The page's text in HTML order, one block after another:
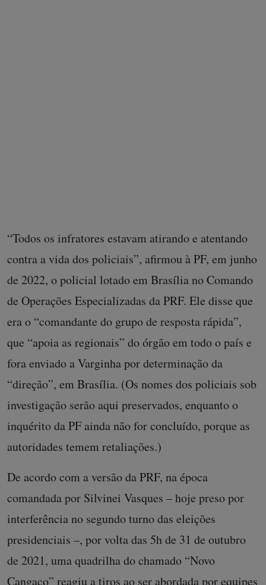
“Todos os infratores estavam atirando e atentando
contra a vida dos policiais”, afirmou à PF, em junho
de 2022, o policial lotado em Brasília no Comando
de Operações Especializadas da PRF. Ele disse que
era o “comandante do grupo de resposta rápida”,
que “apoia as regionais” do órgão em todo o país e
fora enviado a Varginha por determinação da
“direção”, em Brasília. (Os nomes dos policiais sob
investigação serão aqui preservados, enquanto o
inquérito da PF ainda não for concluído, porque as
autoridades temem retaliações.)
De acordo com a versão da PRF, na época
comandada por Silvinei Vasques – hoje preso por
interferência no segundo turno das eleições
presidenciais –, por volta das 5h de 31 de outubro
de 2021, uma quadrilha do chamado “Novo
Cangaço” reagiu a tiros ao ser abordada por equipes